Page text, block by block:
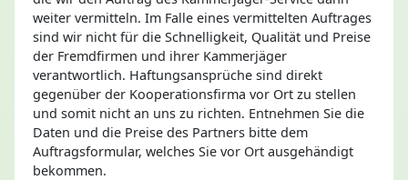
weiter vermitteln. Im Falle eines vermittelten Auftrages
sind wir nicht für die Schnelligkeit, Qualität und Preise
der Fremdfirmen und ihrer Kammerjäger
verantwortlich. Haftungsansprüche sind direkt
gegenüber der Kooperationsfirma vor Ort zu stellen
und somit nicht an uns zu richten. Entnehmen Sie die
Daten und die Preise des Partners bitte dem
Auftragsformular, welches Sie vor Ort ausgehändigt
bekommen.